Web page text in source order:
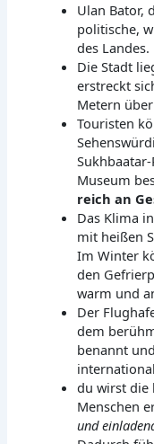
Ulan Bator,
politische,
des Landes.
Die Stadt
erstreckt
Metern
Touristen
Museum
reich an
Das Klima
mit heißen
Im Winter
den
warm und
Der
dem
benannt
du wirst die
Menschen
und